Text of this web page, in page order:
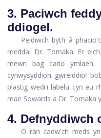
3. Paciwch
ddiogel.
Peidiwch byth â
meddai Dr. Tomaka. Er
mewn bag cario ymlaen.
cynwysyddion gwreiddiol
plastig wedi'i labelu cyn eu
mae Sowards a Dr. Tomaka
4. Defnyddiwch
O ran cadw'ch meds